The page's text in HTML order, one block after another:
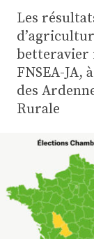
Guides
Chasse
Plus
Abonnez-vous
Les
betteravier
FNSEA-JA,
des
Rurale